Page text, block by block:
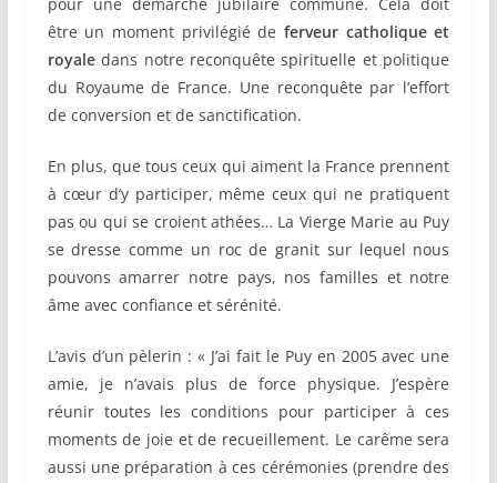
être un moment privilégié de ferveur catholique et
royaledans notre reconquête spirituelle et politique
du Royaume de France. Une reconquête par l’effort
de conversion et de sanctification.
En plus, que tous ceux qui aiment la France prennent
à cœur d’y participer, même ceux qui ne pratiquent
pas ou qui se croient athées… La Vierge Marie au Puy
se dresse comme un roc de granit sur lequel nous
pouvons amarrer notre pays, nos familles et notre
âme avec confiance et sérénité.
L’avis d’un pèlerin : « J’ai fait le Puy en 2005 avec une
amie, je n’avais plus de force physique. J’espère
réunir toutes les conditions pour participer à ces
moments de joie et de recueillement. Le carême sera
aussi une préparation à ces cérémonies (prendre des